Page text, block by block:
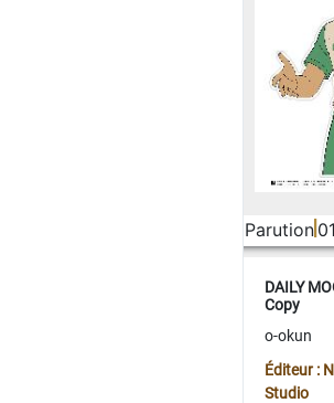
Parution
DAILY
Copy
o-okun
Éditeur :
Studio